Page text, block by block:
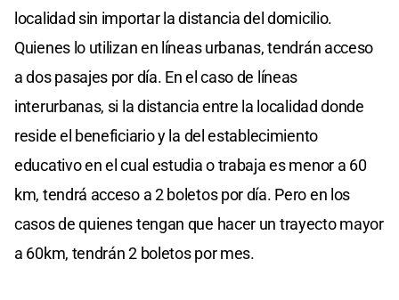
localidad sin importar la distancia del domicilio.
Quienes lo utilizan en líneas urbanas, tendrán acceso
a dos pasajes por día. En el caso de líneas
interurbanas, si la distancia entre la localidad donde
reside el beneficiario y la del establecimiento
educativo en el cual estudia o trabaja es menor a 60
km, tendrá acceso a 2 boletos por día. Pero en los
casos de quienes tengan que hacer un trayecto mayor
a 60km, tendrán 2 boletos por mes.